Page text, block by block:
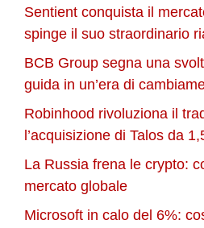
Sentient conquista il
spinge il suo straordinario
BCB Group segna una
guida in un’era di
Robinhood rivoluziona il
l’acquisizione di Talos da
La Russia frena le crypto:
mercato globale
Microsoft in calo del 6%: